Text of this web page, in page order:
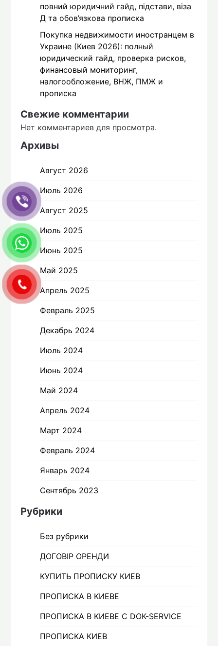
повний юридичний гайд, підстави, віза
Д та обов’язкова прописка
Покупка недвижимости иностранцем в
Украине (Киев 2026): полный
юридический гайд, проверка рисков,
финансовый мониторинг,
налогообложение, ВНЖ, ПМЖ и
прописка
Свежие комментарии
Нет комментариев для просмотра.
Архивы
Август 2026
Июль 2026
Август 2025
Июль 2025
Июнь 2025
Май 2025
Апрель 2025
Февраль 2025
Декабрь 2024
Июль 2024
Июнь 2024
Май 2024
Апрель 2024
Март 2024
Февраль 2024
Январь 2024
Сентябрь 2023
Рубрики
Без рубрики
ДОГОВІР ОРЕНДИ
КУПИТЬ ПРОПИСКУ КИЕВ
ПРОПИСКА В КИЕВЕ
ПРОПИСКА В КИЕВЕ С DOК-SERVICE
ПРОПИСКА КИЕВ